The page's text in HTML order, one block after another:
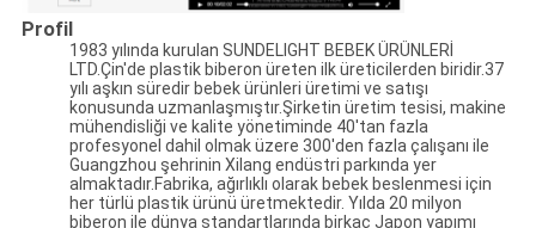
Profil
1983 yılında kurulan SUNDELIGHT BEBEK ÜRÜNLERİ
LTD.Çin'de plastik biberon üreten ilk üreticilerden biridir.37
yılı aşkın süredir bebek ürünleri üretimi ve satışı
konusunda uzmanlaşmıştır.Şirketin üretim tesisi, makine
mühendisliği ve kalite yönetiminde 40'tan fazla
profesyonel dahil olmak üzere 300'den fazla çalışanı ile
Guangzhou şehrinin Xilang endüstri parkında yer
almaktadır.Fabrika, ağırlıklı olarak bebek beslenmesi için
her türlü plastik ürünü üretmektedir. Yılda 20 milyon
biberon ile dünya standartlarında birkaç Japon yapımı